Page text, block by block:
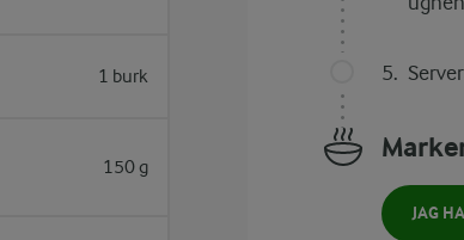
1 burk
150 g
JAG